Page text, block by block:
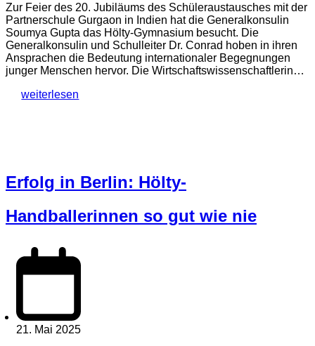
Zur Feier des 20. Jubiläums des Schüleraustausches mit der
Partnerschule Gurgaon in Indien hat die Generalkonsulin
Soumya Gupta das Hölty-Gymnasium besucht. Die
Generalkonsulin und Schulleiter Dr. Conrad hoben in ihren
Ansprachen die Bedeutung internationaler Begegnungen
junger Menschen hervor. Die Wirtschaftswissenschaftlerin…
weiterlesen
Erfolg in Berlin: Hölty-
Handballerinnen so gut wie nie
21. Mai 2025